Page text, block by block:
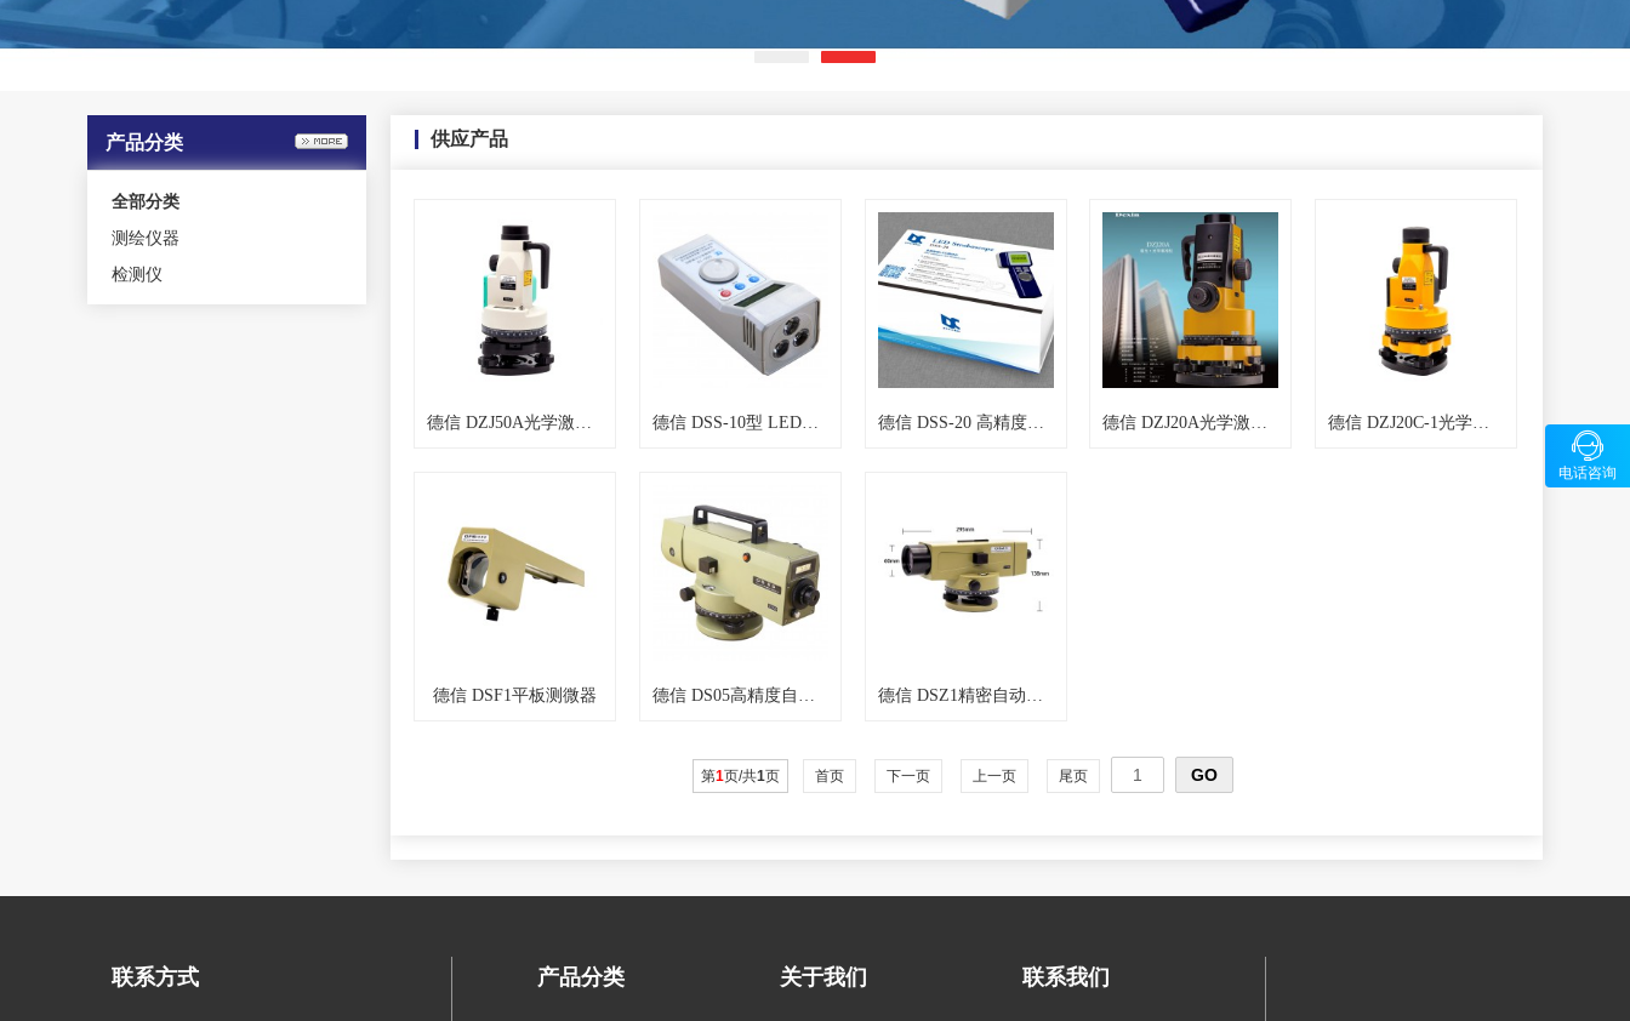
产品分类
全部分类
测绘仪器
检测仪
供应产品
德信 DZJ50A光学激光垂准仪 德信 DSS-10型 LED闪光测速仪 德信 DSS-20 高精度LED闪光测速仪 德信 DZJ20A光学激光垂准仪 德信 DZJ20C-1光学激光垂准仪
德信 DSF1平板测微器 德信 DS05高精度自动安平水准仪 德信 DSZ1精密自动安平水准仪
第1页/共1页 首页 下一页 上一页 尾页
联系方式 产品分类 关于我们 联系我们

电话咨询
咨询